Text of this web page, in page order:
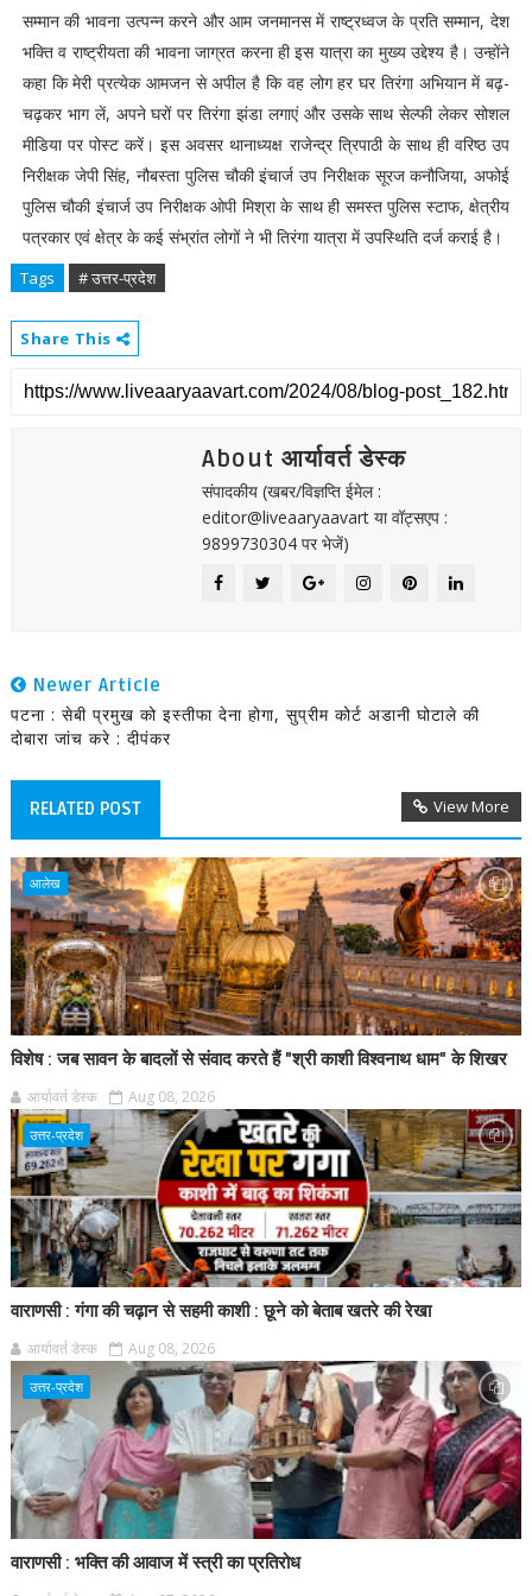
सम्मान की भावना उत्पन्न करने और आम जनमानस में राष्ट्रध्वज के प्रति सम्मान, देश
भक्ति व राष्ट्रीयता की भावना जाग्रत करना ही इस यात्रा का मुख्य उद्देश्य है। उन्होंने
कहा कि मेरी प्रत्येक आमजन से अपील है कि वह लोग हर घर तिरंगा अभियान में बढ़-
चढ़कर भाग लें, अपने घरों पर तिरंगा झंडा लगाएं और उसके साथ सेल्फी लेकर सोशल
मीडिया पर पोस्ट करें। इस अवसर थानाध्यक्ष राजेन्द्र त्रिपाठी के साथ ही वरिष्ठ उप
निरीक्षक जेपी सिंह, नौबस्ता पुलिस चौकी इंचार्ज उप निरीक्षक सूरज कनौजिया, अफोई
पुलिस चौकी इंचार्ज उप निरीक्षक ओपी मिश्रा के साथ ही समस्त पुलिस स्टाफ, क्षेत्रीय
पत्रकार एवं क्षेत्र के कई संभ्रांत लोगों ने भी तिरंगा यात्रा में उपस्थिति दर्ज कराई है।
Tags # उत्तर-प्रदेश
Share This
About आर्यावर्त डेस्क
संपादकीय (खबर/विज्ञप्ति ईमेल :
editor@liveaaryaavart या वॉट्सएप :
9899730304 पर भेजें)
Newer Article
पटना : सेबी प्रमुख को इस्तीफा देना होगा, सुप्रीम कोर्ट अडानी घोटाले की
दोबारा जांच करे : दीपंकर
RELATED POST View More
आलेख
विशेष : जब सावन के बादलों से संवाद करते हैं "श्री काशी विश्वनाथ धाम" के शिखर
आर्यावर्त डेस्क Aug 08, 2026
उत्तर-प्रदेश
वाराणसी : गंगा की चढ़ान से सहमी काशी : छूने को बेताब खतरे की रेखा
आर्यावर्त डेस्क Aug 08, 2026
उत्तर-प्रदेश
वाराणसी : भक्ति की आवाज में स्त्री का प्रतिरोध